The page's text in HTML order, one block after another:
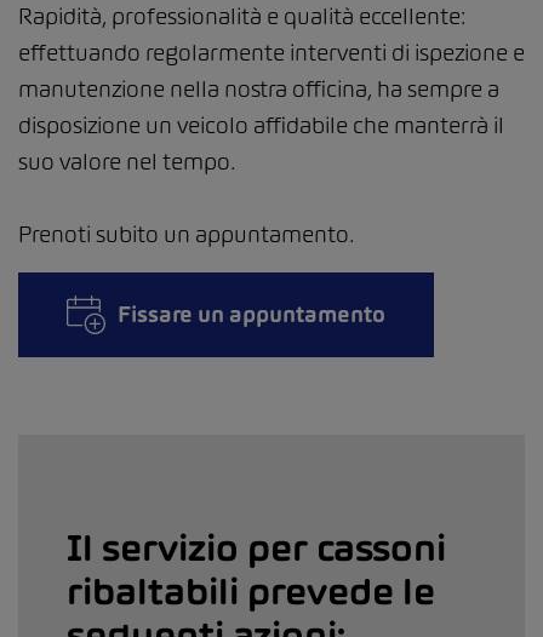
Rapidità, professionalità e qualità eccellente:
effettuando regolarmente interventi di ispezione e
manutenzione nella nostra officina, ha sempre a
disposizione un veicolo affidabile che manterrà il
suo valore nel tempo.
Prenoti subito un appuntamento.
Fissare un appuntamento
Il servizio per cassoni
ribaltabili prevede le